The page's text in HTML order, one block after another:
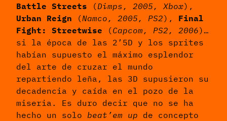
Battle Streets (Dimps, 2005, Xbox),
Urban Reign
(Namco, 2005, PS2),
Final
Fight: Streetwise
(Capcom, PS2, 2006)…
si la época de las 2’5D y los sprites
habían supuesto el máximo esplendor
del arte de cruzar el mundo
repartiendo leña, las 3D supusieron su
decadencia y caída en el pozo de la
miseria. Es duro decir que no se ha
hecho un solo beat’em up de concepto